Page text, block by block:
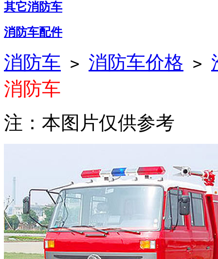
其它消防车
消防车配件
消防车 > 消防车价格 >
消防车
注：本图片仅供参考